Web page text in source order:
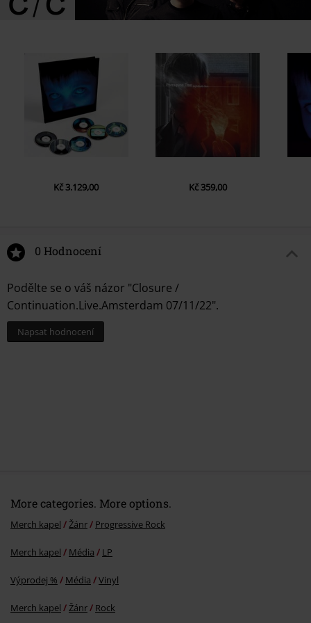
Kapela
Porcupine Tree
Kč 3.129,00 Kč 359,00
0 Hodnocení
Podělte se o váš názor "Closure /
Continuation.Live.Amsterdam 07/11/22".
Napsat hodnocení
More categories. More options.
Merch kapel Žánr Progressive Rock
Merch kapel Média LP
Výprodej % Média Vinyl
Merch kapel Žánr Rock